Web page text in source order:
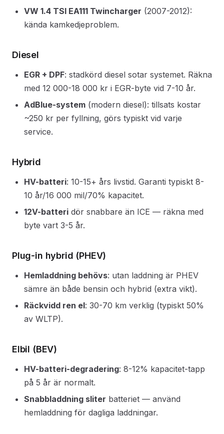
VW 1.4 TSI EA111 Twincharger (2007-2012):
kända kamkedjeproblem.
Diesel
EGR + DPF: stadkörd diesel sotar systemet. Räkna
med 12 000-18 000 kr i EGR-byte vid 7-10 år.
AdBlue-system (modern diesel): tillsats kostar
~250 kr per fyllning, görs typiskt vid varje
service.
Hybrid
HV-batteri: 10-15+ års livstid. Garanti typiskt 8-
10 år/16 000 mil/70% kapacitet.
12V-batteri dör snabbare än ICE — räkna med
byte vart 3-5 år.
Plug-in hybrid (PHEV)
Hemladdning behövs: utan laddning är PHEV
sämre än både bensin och hybrid (extra vikt).
Räckvidd ren el: 30-70 km verklig (typiskt 50%
av WLTP).
Elbil (BEV)
HV-batteri-degradering: 8-12% kapacitet-tapp
på 5 år är normalt.
Snabbladdning sliter batteriet — använd
hemladdning för dagliga laddningar.